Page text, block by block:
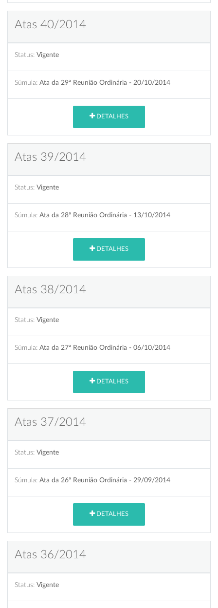
Atas 40/2014
Status: Vigente
Súmula: Ata da 29ª Reunião Ordinária - 20/10/2014
DETALHES
Atas 39/2014
Status: Vigente
Súmula: Ata da 28ª Reunião Ordinária - 13/10/2014
DETALHES
Atas 38/2014
Status: Vigente
Súmula: Ata da 27ª Reunião Ordinária - 06/10/2014
DETALHES
Atas 37/2014
Status: Vigente
Súmula: Ata da 26ª Reunião Ordinária - 29/09/2014
DETALHES
Atas 36/2014
Status: Vigente